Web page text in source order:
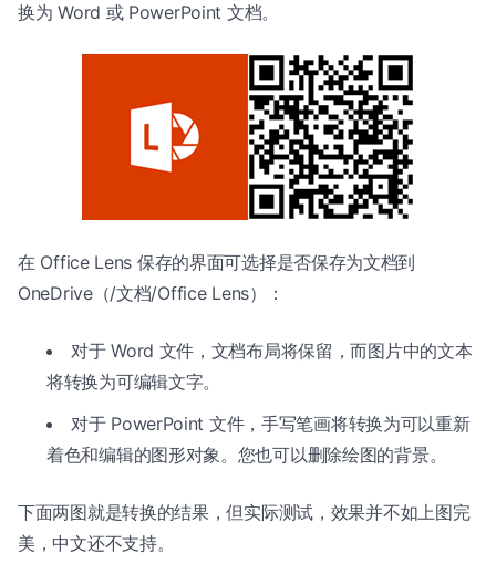
换为 Word 或 PowerPoint 文档。
在 Office Lens 保存的界面可选择是否保存为文档到
OneDrive（/文档/Office Lens）：
对于 Word 文件，文档布局将保留，而图片中的文本
将转换为可编辑文字。
对于 PowerPoint 文件，手写笔画将转换为可以重新
着色和编辑的图形对象。您也可以删除绘图的背景。
下面两图就是转换的结果，但实际测试，效果并不如上图完
美，中文还不支持。